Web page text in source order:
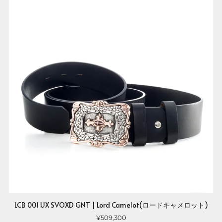
LCB 001 UX SVOXD GNT | Lord Camelot(ロードキャメロット)
¥509,300